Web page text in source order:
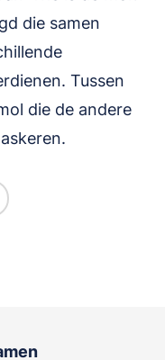
die samen
Tussen
die de andere